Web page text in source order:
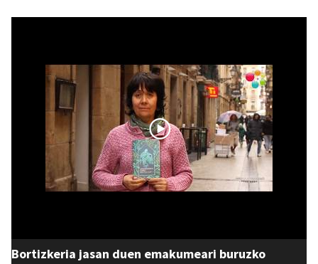
Bortizkeria jasan duen emakumeari buruzko